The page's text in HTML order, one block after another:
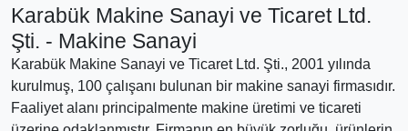
Karabük Makine Sanayi ve Ticaret Ltd.
Şti. - Makine Sanayi
Karabük Makine Sanayi ve Ticaret Ltd. Şti., 2001 yılında
kurulmuş, 100 çalışanı bulunan bir makine sanayi firmasıdır.
Faaliyet alanı principalmente makine üretimi ve ticareti